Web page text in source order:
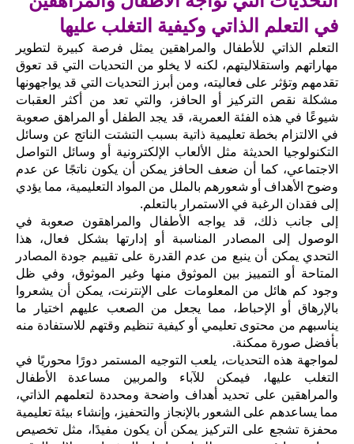
في التعلم الذاتي وكيفية التغلب عليها
التعلم الذاتي للأطفال والمراهقين يمثل فرصة كبيرة لتطوير
مهاراتهم واستقلاليتهم، لكنه لا يخلو من التحديات التي قد تعوق
تقدمهم وتؤثر على فعاليته، ومن أبرز التحديات التي قد يواجهونها
مشكلة نقص التركيز أو الحافز، والتي تعد من أكثر العقبات
شيوعًا في هذه الفئة العمرية، قد يجد الطفل أو المراهق صعوبة
في الالتزام بخطة تعليمية ذاتية بسبب التشتت الناتج عن وسائل
التكنولوجيا الحديثة مثل الألعاب الإلكترونية أو وسائل التواصل
الاجتماعي، كما أن ضعف الحافز يمكن أن يكون ناتجًا عن عدم
وضوح الأهداف أو شعورهم بالملل من المواد التعليمية، مما يؤدي
إلى فقدان الرغبة في الاستمرار بالتعلم.
إلى جانب ذلك، قد يواجه الأطفال والمراهقون صعوبة في
الوصول إلى المصادر المناسبة أو إدارتها بشكل فعال، هذا
التحدي يمكن أن ينبع من عدم القدرة على تقييم جودة المصادر
المتاحة أو التمييز بين الموثوق منها وغير الموثوق، وفي ظل
وجود كم هائل من المعلومات على الإنترنت، يمكن أن يشعروا
بالإرهاق أو الإحباط، مما يجعل من الصعب عليهم اختيار ما
يناسبهم من محتوى تعليمي أو كيفية تنظيم وقتهم للاستفادة منه
بأفضل صورة ممكنة.
لمواجهة هذه التحديات، يلعب التوجيه المستمر دورًا محوريًا في
التغلب عليها، فيمكن للآباء والمربين مساعدة الأطفال
والمراهقين على تحديد أهداف واضحة ومحددة لتعلمهم الذاتي،
مما يساعدهم على الشعور بالإنجاز والتحفيز، وإنشاء بيئة تعليمية
محفزة تشجع على التركيز يمكن أن يكون مفيدًا، مثل تخصيص